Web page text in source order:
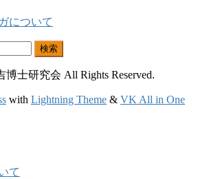
について
士研究会 All Rights Reserved.
with Lightning Theme & VK All in One
て